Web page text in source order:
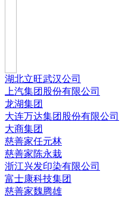
湖北立旺武汉公司
上汽集团股份有限公司
龙湖集团
大连万达集团股份有限公司
大商集团
慈善家任元林
慈善家陈永栽
浙江兴发印染有限公司
富士康科技集团
慈善家魏腾雄